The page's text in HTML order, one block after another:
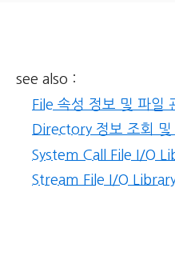
see also :
File 속성 정보 및 파일
Directory 정보 조회
System Call File I/O
Stream File I/O